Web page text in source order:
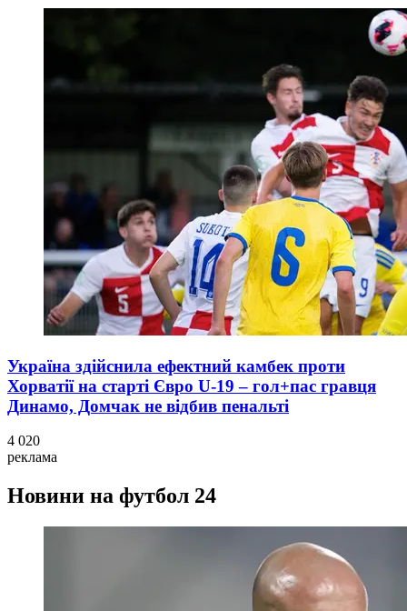
Україна здійснила ефектний камбек проти
Хорватії на старті Євро U-19 – гол+пас гравця
Динамо, Домчак не відбив пенальті
4 020
реклама
Новини на футбол 24